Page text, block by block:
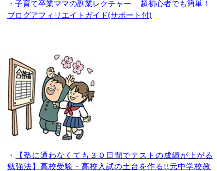
・ 子育て卒業ママの副業レクチャー 超初心者でも簡単！
ブログアフィリエイトガイド(サポート付)
・
【塾に通わなくても３０日間でテストの成績が上がる
勉強法】高校受験・高校入試の土台を作る!!元中学校教